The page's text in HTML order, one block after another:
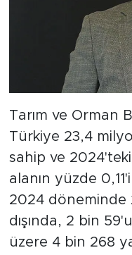
Tarım ve Orman
Türkiye 23,4
sahip ve
alanın yüzde
2024 döneminde
dışında, 2 bin
üzere 4 bin 268